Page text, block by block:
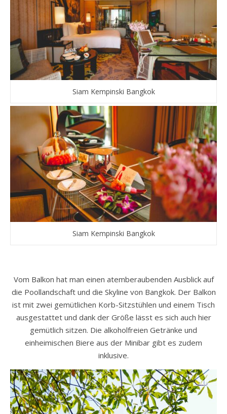
Siam Kempinski Bangkok
Siam Kempinski Bangkok
Vom Balkon hat man einen atemberaubenden Ausblick auf
die Poollandschaft und die Skyline von Bangkok. Der Balkon
ist mit zwei gemütlichen Korb-Sitzstühlen und einem Tisch
ausgestattet und dank der Größe lässt es sich auch hier
gemütlich sitzen. Die alkoholfreien Getränke und
einheimischen Biere aus der Minibar gibt es zudem
inklusive.